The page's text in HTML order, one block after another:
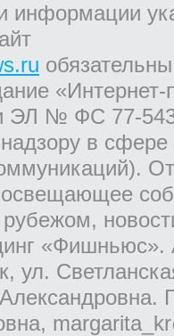
информации
ЭЛ № ФС 77-
в
освещающее
рубежом,
«Фишньюс».
ул.